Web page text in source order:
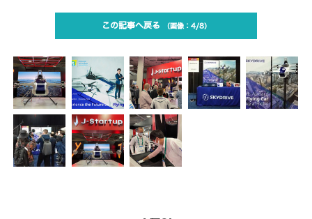
この記事へ戻る 4/8